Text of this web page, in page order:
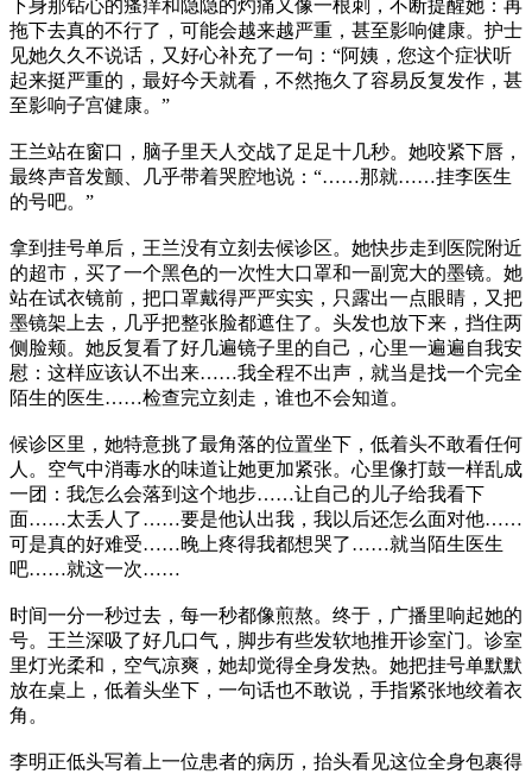
下身那钻心的瘙痒和隐隐的灼痛又像一根刺，不断提醒她：再
拖下去真的不行了，可能会越来越严重，甚至影响健康。护士
见她久久不说话，又好心补充了一句：“阿姨，您这个症状听
起来挺严重的，最好今天就看，不然拖久了容易反复发作，甚
至影响子宫健康。”
王兰站在窗口，脑子里天人交战了足足十几秒。她咬紧下唇，
最终声音发颤、几乎带着哭腔地说：“……那就……挂李医生
的号吧。”
拿到挂号单后，王兰没有立刻去候诊区。她快步走到医院附近
的超市，买了一个黑色的一次性大口罩和一副宽大的墨镜。她
站在试衣镜前，把口罩戴得严严实实，只露出一点眼睛，又把
墨镜架上去，几乎把整张脸都遮住了。头发也放下来，挡住两
侧脸颊。她反复看了好几遍镜子里的自己，心里一遍遍自我安
慰：这样应该认不出来……我全程不出声，就当是找一个完全
陌生的医生……检查完立刻走，谁也不会知道。
候诊区里，她特意挑了最角落的位置坐下，低着头不敢看任何
人。空气中消毒水的味道让她更加紧张。心里像打鼓一样乱成
一团：我怎么会落到这个地步……让自己的儿子给我看下
面……太丢人了……要是他认出我，我以后还怎么面对他……
可是真的好难受……晚上疼得我都想哭了……就当陌生医生
吧……就这一次……
时间一分一秒过去，每一秒都像煎熬。终于，广播里响起她的
号。王兰深吸了好几口气，脚步有些发软地推开诊室门。诊室
里灯光柔和，空气凉爽，她却觉得全身发热。她把挂号单默默
放在桌上，低着头坐下，一句话也不敢说，手指紧张地绞着衣
角。
李明正低头写着上一位患者的病历，抬头看见这位全身包裹得